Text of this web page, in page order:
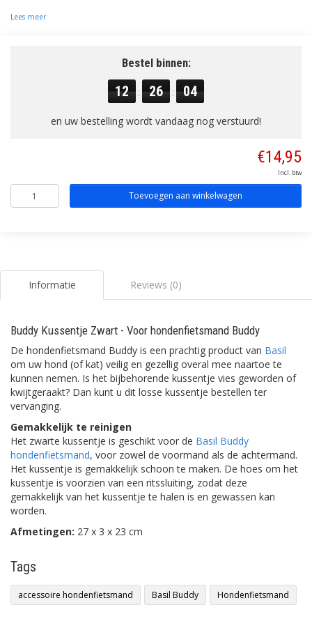
Lees meer
Bestel binnen:
12 : 26 : 03
en uw bestelling wordt vandaag nog verstuurd!
€14,95
Incl. btw
Toevoegen aan winkelwagen
Informatie Reviews (0)
Buddy Kussentje Zwart - Voor hondenfietsmand Buddy
De hondenfietsmand Buddy is een prachtig product van Basil
om uw hond (of kat) veilig en gezellig overal mee naartoe te
kunnen nemen. Is het bijbehorende kussentje vies geworden of
kwijtgeraakt? Dan kunt u dit losse kussentje bestellen ter
vervanging.
Gemakkelijk te reinigen
Het zwarte kussentje is geschikt voor de Basil Buddy
hondenfietsmand, voor zowel de voormand als de achtermand.
Het kussentje is gemakkelijk schoon te maken. De hoes om het
kussentje is voorzien van een ritssluiting, zodat deze
gemakkelijk van het kussentje te halen is en gewassen kan
worden.
Afmetingen: 27 x 3 x 23 cm
Tags
accessoire hondenfietsmand Basil Buddy Hondenfietsmand